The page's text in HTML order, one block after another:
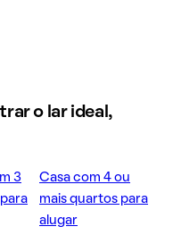
o lar ideal,
3
Casa com 4 ou
mais quartos para
alugar